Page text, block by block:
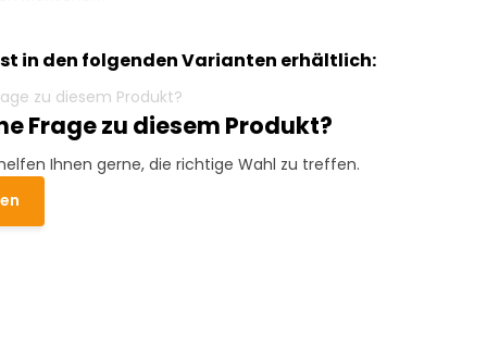
in den folgenden Varianten erhältlich:
Frage zu diesem Produkt?
Ihnen gerne, die richtige Wahl zu treffen.